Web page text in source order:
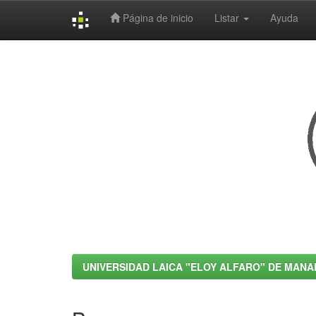
Página de inicio Listar Ayuda
UNIVERSIDAD LAICA "ELOY ALFARO" DE